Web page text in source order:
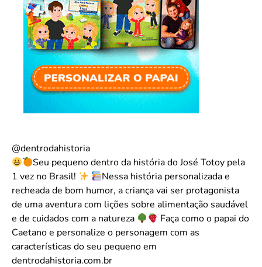
@dentrodahistoria
Seu pequeno dentro da história do José Totoy pela
1 vez no Brasil!
Nessa história personalizada e
recheada de bom humor, a criança vai ser protagonista
de uma aventura com lições sobre alimentação saudável
e de cuidados com a natureza
Faça como o papai do
Caetano e personalize o personagem com as
características do seu pequeno em
dentrodahistoria.com.br